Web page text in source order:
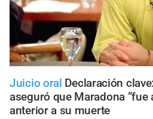
Juicio oral Declaración
aseguró que Maradona “fue
anterior a su muerte